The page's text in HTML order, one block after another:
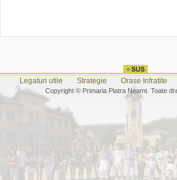
Legaturi utile Strategie Orase Infratite
Copyright © Primaria Piatra Neamt. Toate